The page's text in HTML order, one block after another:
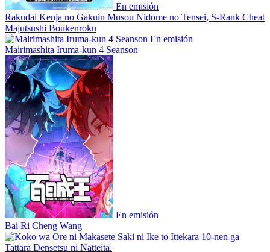
En emisión
Rakudai Kenja no Gakuin Musou Nidome no Tensei, S-Rank Cheat
Majutsushi Boukenroku
En emisión
Mairimashita Iruma-kun 4 Seanson
En emisión
Bai Ri Cheng Wang